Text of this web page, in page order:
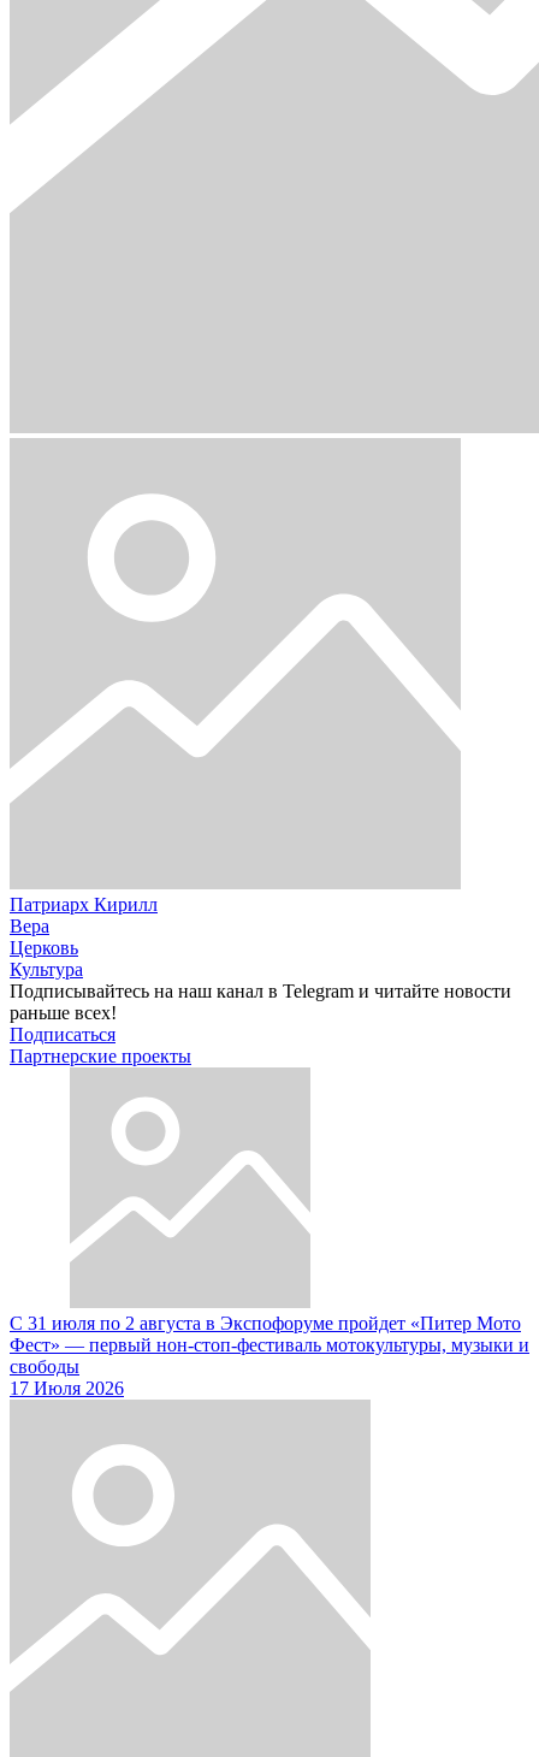
Патриарх Кирилл
Вера
Церковь
Культура
Подписывайтесь на наш канал в Telegram и читайте новости
раньше всех!
Подписаться
Партнерские проекты
С 31 июля по 2 августа в Экспофоруме пройдет «Питер Мото
Фест» — первый нон-стоп-фестиваль мотокультуры, музыки и
свободы
17 Июля 2026